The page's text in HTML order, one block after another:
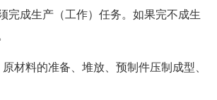
完成生产（工作）任务。如果完不成生
材料的准备、堆放、预制件压制成型、